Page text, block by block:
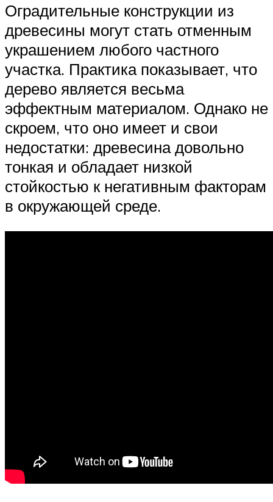
Оградительные конструкции из
древесины могут стать отменным
украшением любого частного
участка. Практика показывает, что
дерево является весьма
эффектным материалом. Однако не
скроем, что оно имеет и свои
недостатки: древесина довольно
тонкая и обладает низкой
стойкостью к негативным факторам
в окружающей среде.